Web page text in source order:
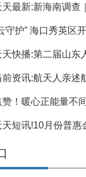
天最新:新海南调查
守护” 海口秀英区
天快播:第二届山东
前资讯:航天人亲述
赞！暖心正能量不
天短讯!10月份普惠